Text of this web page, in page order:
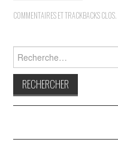
COMMENTAIRES ET TRACKBACKS CLOS.